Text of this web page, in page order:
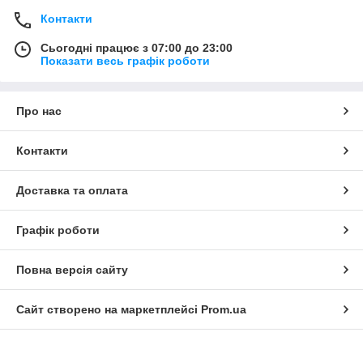
Контакти
Сьогодні працює з 07:00 до 23:00
Показати весь графік роботи
Про нас
Контакти
Доставка та оплата
Графік роботи
Повна версія сайту
Сайт створено на маркетплейсі Prom.ua